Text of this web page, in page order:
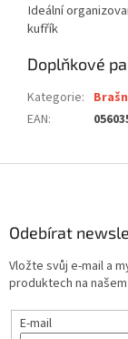
Ideální
kufřík
Doplňkové
Kategorie:
EAN:
Odebírat
Vložte svůj e-mail a
produktech na
E-mail